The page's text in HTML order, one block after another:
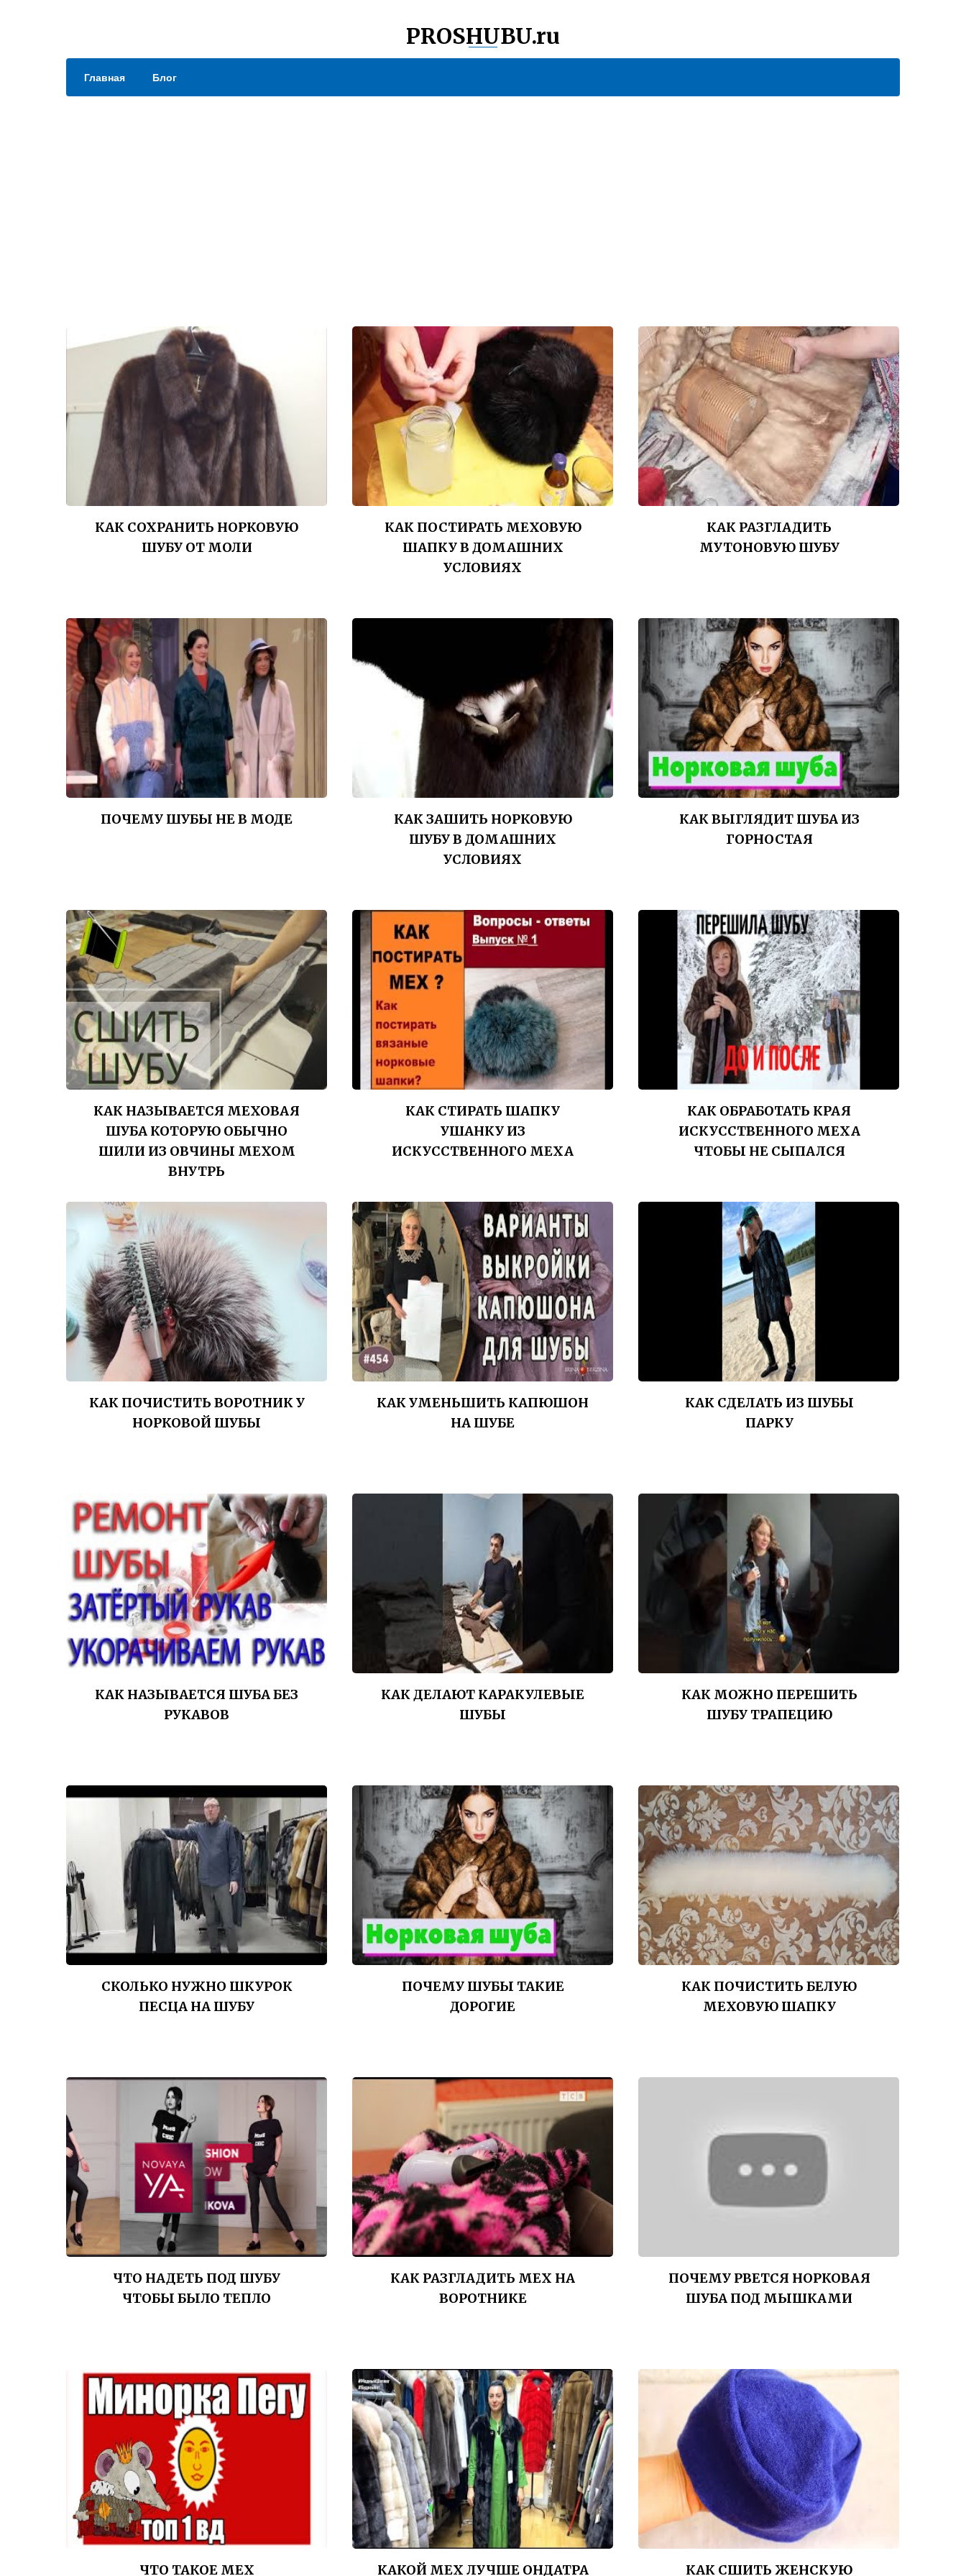
PROSHUBU.ru
Главная Блог
КАК СОХРАНИТЬ НОРКОВУЮ
ШУБУ ОТ МОЛИ
КАК ПОСТИРАТЬ МЕХОВУЮ
ШАПКУ В ДОМАШНИХ
УСЛОВИЯХ
КАК РАЗГЛАДИТЬ
МУТОНОВУЮ ШУБУ
ПОЧЕМУ ШУБЫ НЕ В МОДЕ
КАК ЗАШИТЬ НОРКОВУЮ
ШУБУ В ДОМАШНИХ
УСЛОВИЯХ
КАК ВЫГЛЯДИТ ШУБА ИЗ
ГОРНОСТАЯ
КАК НАЗЫВАЕТСЯ МЕХОВАЯ
ШУБА КОТОРУЮ ОБЫЧНО
ШИЛИ ИЗ ОВЧИНЫ МЕХОМ
ВНУТРЬ
КАК СТИРАТЬ ШАПКУ
УШАНКУ ИЗ
ИСКУССТВЕННОГО МЕХА
КАК ОБРАБОТАТЬ КРАЯ
ИСКУССТВЕННОГО МЕХА
ЧТОБЫ НЕ СЫПАЛСЯ
КАК ПОЧИСТИТЬ ВОРОТНИК У
НОРКОВОЙ ШУБЫ
КАК УМЕНЬШИТЬ КАПЮШОН
НА ШУБЕ
КАК СДЕЛАТЬ ИЗ ШУБЫ
ПАРКУ
КАК НАЗЫВАЕТСЯ ШУБА БЕЗ
РУКАВОВ
КАК ДЕЛАЮТ КАРАКУЛЕВЫЕ
ШУБЫ
КАК МОЖНО ПЕРЕШИТЬ
ШУБУ ТРАПЕЦИЮ
СКОЛЬКО НУЖНО ШКУРОК
ПЕСЦА НА ШУБУ
ПОЧЕМУ ШУБЫ ТАКИЕ
ДОРОГИЕ
КАК ПОЧИСТИТЬ БЕЛУЮ
МЕХОВУЮ ШАПКУ
ЧТО НАДЕТЬ ПОД ШУБУ
ЧТОБЫ БЫЛО ТЕПЛО
КАК РАЗГЛАДИТЬ МЕХ НА
ВОРОТНИКЕ
ПОЧЕМУ РВЕТСЯ НОРКОВАЯ
ШУБА ПОД МЫШКАМИ
ЧТО ТАКОЕ МЕХ КАКОЙ МЕХ ЛУЧШЕ ОНДАТРА КАК СШИТЬ ЖЕНСКУЮ